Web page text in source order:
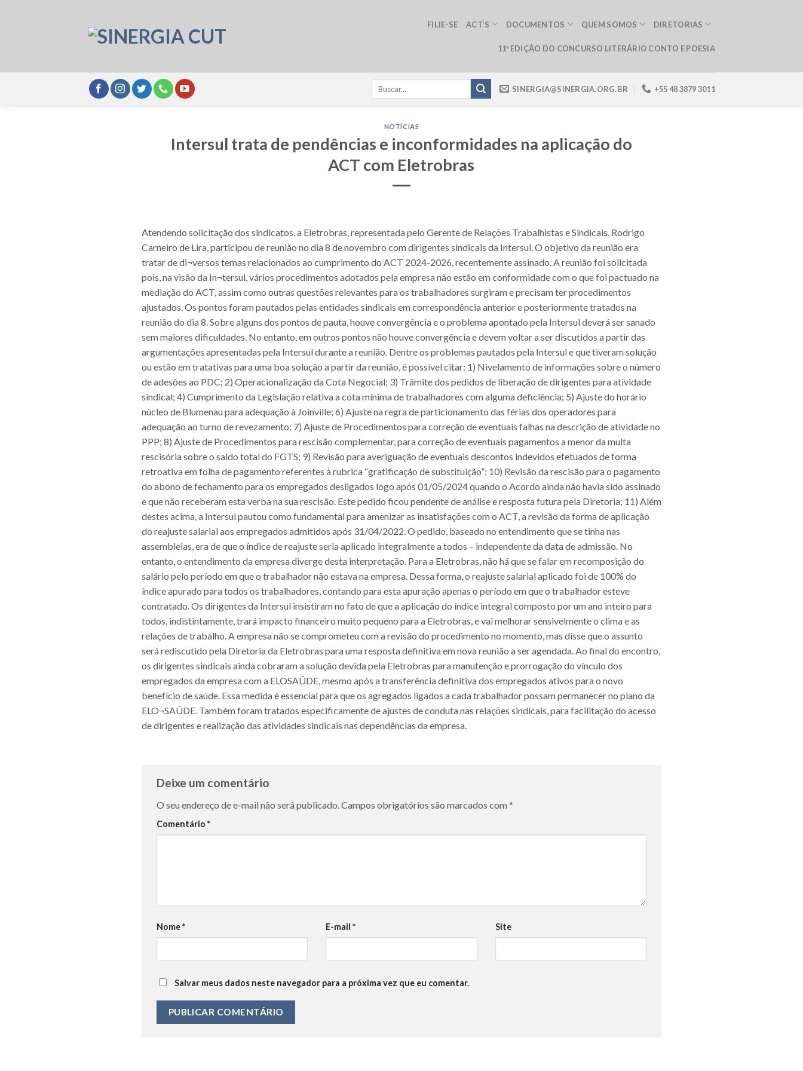
FILIE-SE ACT’S DOCUMENTOS QUEM SOMOS DIRETORIAS
11ª EDIÇÃO DO CONCURSO LITERÁRIO CONTO E POESIA
SINERGIA@SINERGIA.ORG.BR +55 48 3879 3011
NOTÍCIAS
Intersul trata de pendências e inconformidades na aplicação do
ACT com Eletrobras
Atendendo solicitação dos sindicatos, a Eletrobras, representada pelo Gerente de Relações Trabalhistas e Sindicais, Rodrigo
Carneiro de Lira, participou de reunião no dia 8 de novembro com dirigentes sindicais da Intersul. O objetivo da reunião era
tratar de di¬versos temas relacionados ao cumprimento do ACT 2024-2026, recentemente assinado. A reunião foi solicitada
pois, na visão da In¬tersul, vários procedimentos adotados pela empresa não estão em conformidade com o que foi pactuado na
mediação do ACT, assim como outras questões relevantes para os trabalhadores surgiram e precisam ter procedimentos
ajustados. Os pontos foram pautados pelas entidades sindicais em correspondência anterior e posteriormente tratados na
reunião do dia 8. Sobre alguns dos pontos de pauta, houve convergência e o problema apontado pela Intersul deverá ser sanado
sem maiores dificuldades. No entanto, em outros pontos não houve convergência e devem voltar a ser discutidos a partir das
argumentações apresentadas pela Intersul durante a reunião. Dentre os problemas pautados pela Intersul e que tiveram solução
ou estão em tratativas para uma boa solução a partir da reunião, é possível citar: 1) Nivelamento de informações sobre o número
de adesões ao PDC; 2) Operacionalização da Cota Negocial; 3) Trâmite dos pedidos de liberação de dirigentes para atividade
sindical; 4) Cumprimento da Legislação relativa a cota mínima de trabalhadores com alguma deficiência; 5) Ajuste do horário
núcleo de Blumenau para adequação à Joinville; 6) Ajuste na regra de particionamento das férias dos operadores para
adequação ao turno de revezamento; 7) Ajuste de Procedimentos para correção de eventuais falhas na descrição de atividade no
PPP; 8) Ajuste de Procedimentos para rescisão complementar, para correção de eventuais pagamentos a menor da multa
rescisória sobre o saldo total do FGTS; 9) Revisão para averiguação de eventuais descontos indevidos efetuados de forma
retroativa em folha de pagamento referentes à rubrica “gratificação de substituição”; 10) Revisão da rescisão para o pagamento
do abono de fechamento para os empregados desligados logo após 01/05/2024 quando o Acordo ainda não havia sido assinado
e que não receberam esta verba na sua rescisão. Este pedido ficou pendente de análise e resposta futura pela Diretoria; 11) Além
destes acima, a Intersul pautou como fundamental para amenizar as insatisfações com o ACT, a revisão da forma de aplicação
do reajuste salarial aos empregados admitidos após 31/04/2022. O pedido, baseado no entendimento que se tinha nas
assembleias, era de que o índice de reajuste seria aplicado integralmente a todos – independente da data de admissão. No
entanto, o entendimento da empresa diverge desta interpretação. Para a Eletrobras, não há que se falar em recomposição do
salário pelo período em que o trabalhador não estava na empresa. Dessa forma, o reajuste salarial aplicado foi de 100% do
índice apurado para todos os trabalhadores, contando para esta apuração apenas o período em que o trabalhador esteve
contratado. Os dirigentes da Intersul insistiram no fato de que a aplicação do índice integral composto por um ano inteiro para
todos, indistintamente, trará impacto financeiro muito pequeno para a Eletrobras, e vai melhorar sensivelmente o clima e as
relações de trabalho. A empresa não se comprometeu com a revisão do procedimento no momento, mas disse que o assunto
será rediscutido pela Diretoria da Eletrobras para uma resposta definitiva em nova reunião a ser agendada. Ao final do encontro,
os dirigentes sindicais ainda cobraram a solução devida pela Eletrobras para manutenção e prorrogação do vínculo dos
empregados da empresa com a ELOSAÚDE, mesmo após a transferência definitiva dos empregados ativos para o novo
benefício de saúde. Essa medida é essencial para que os agregados ligados a cada trabalhador possam permanecer no plano da
ELO¬SAÚDE. Também foram tratados especificamente de ajustes de conduta nas relações sindicais, para facilitação do acesso
de dirigentes e realização das atividades sindicais nas dependências da empresa.
Deixe um comentário
O seu endereço de e-mail não será publicado.Campos obrigatórios são marcados com *
Comentário *
Nome* E-mail* Site
Salvar meus dados neste navegador para a próxima vez que eu comentar.